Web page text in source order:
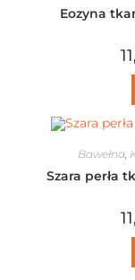
Eozyna
Bawełna,
Szara perła